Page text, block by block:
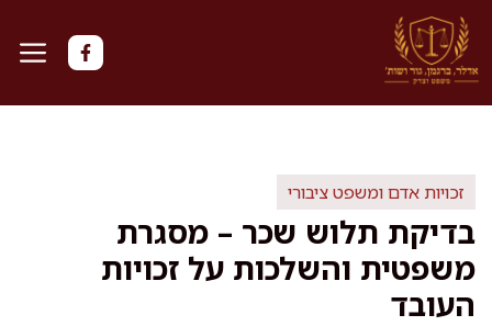
לדלג
לתוכן
זכויות אדם ומשפט ציבורי
בדיקת תלוש שכר – מסגרת
משפטית והשלכות על זכויות
העובד